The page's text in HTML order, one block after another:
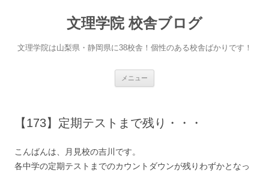
文理学院 校舎ブログ
文理学院は山梨県・静岡県に38校舎！個性のある校舎ばかりです！
メニュー
ス
【173】定期テストまで残り・・・
こんばんは、月見校の吉川です。
各中学の定期テストまでのカウントダウンが残りわずかとなっ